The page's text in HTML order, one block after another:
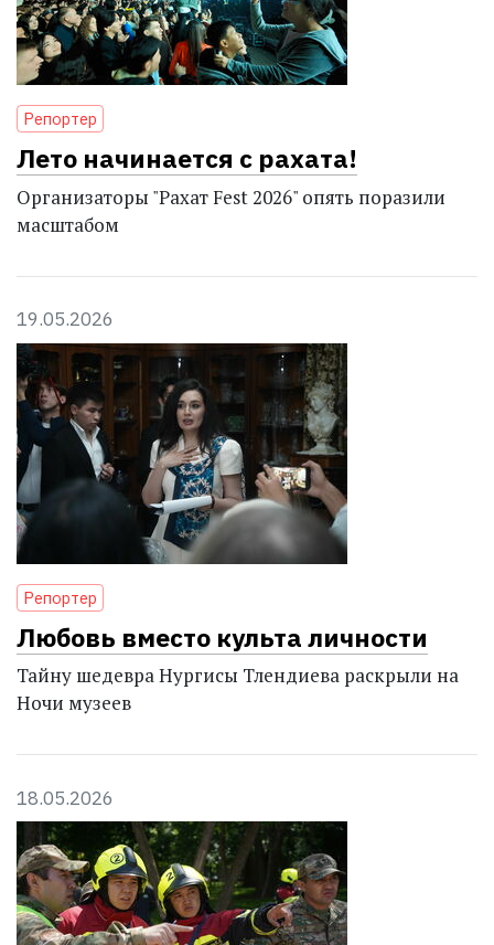
Репортер
Лето начинается с рахата!
Организаторы "Рахат Fest 2026" опять поразили
масштабом
19.05.2026
Репортер
Любовь вместо культа личности
Тайну шедевра Нургисы Тлендиева раскрыли на
Ночи музеев
18.05.2026